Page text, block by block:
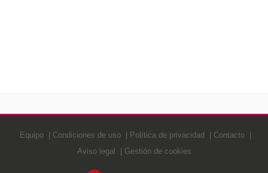
Equipo Condiciones de uso Política de privacidad
Contacto
Aviso legal
Gestión de cookies